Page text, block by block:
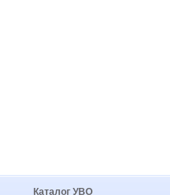
Каталог УВО